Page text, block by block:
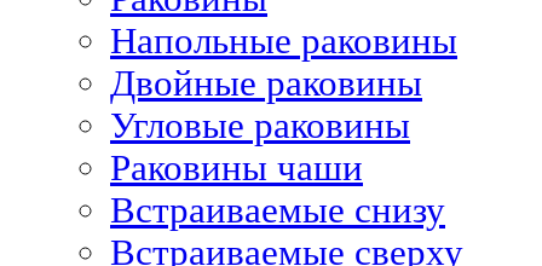
Напольные раковины
Двойные раковины
Угловые раковины
Раковины чаши
Встраиваемые снизу
Встраиваемые сверху